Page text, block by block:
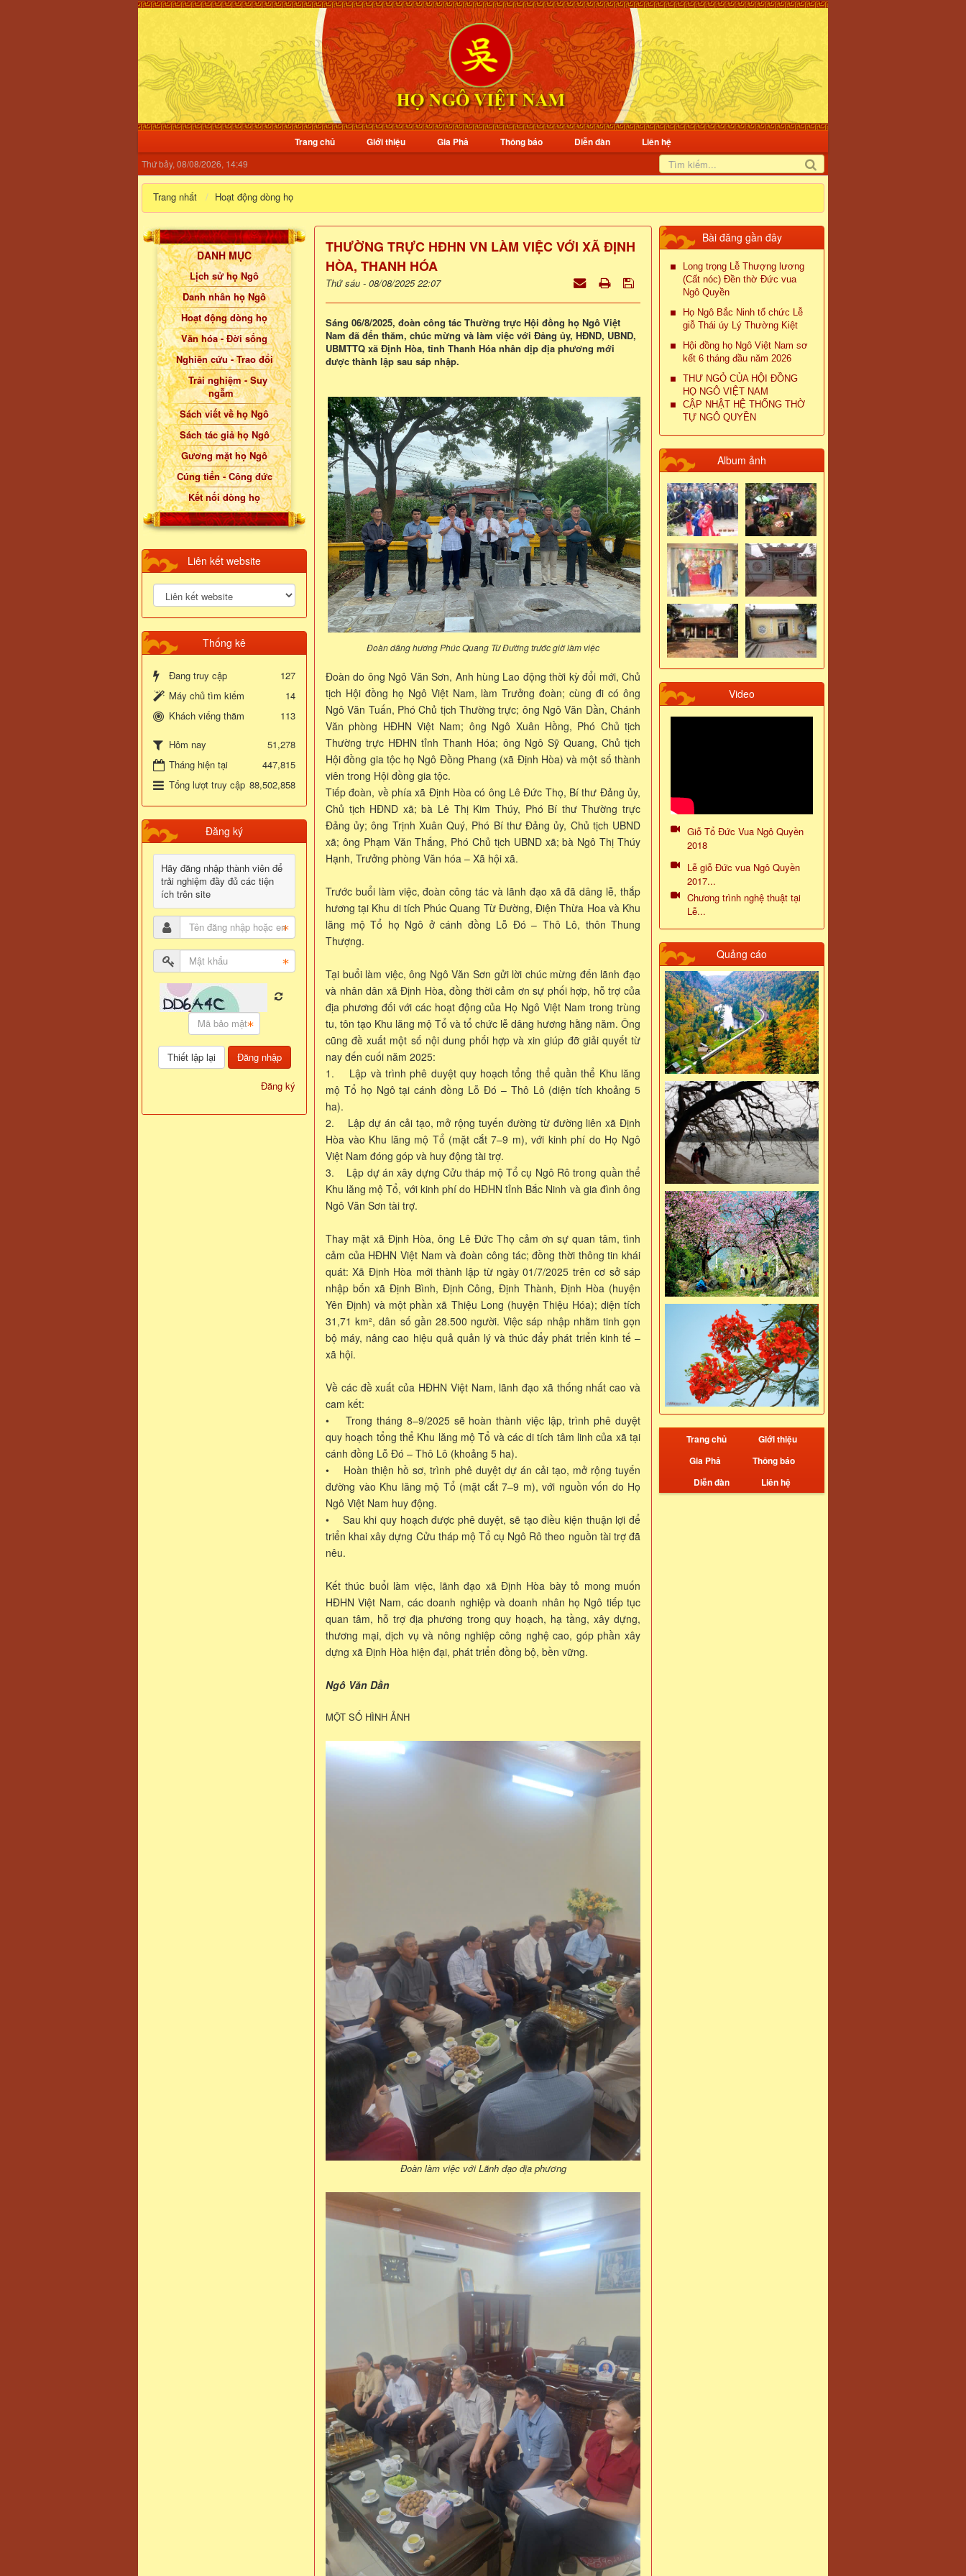
Trang chủ Giới thiệu Gia Phả Thông báo Diễn đàn Liên hệ
Thứ bảy, 08/08/2026, 14:49
Trang nhất Hoạt động dòng họ
THƯỜNG TRỰC HĐHN VN LÀM VIỆC VỚI XÃ ĐỊNH
HÒA, THANH HÓA
Thứ sáu - 08/08/2025 22:07
Sáng 06/8/2025, đoàn công tác Thường trực Hội đồng họ Ngô Việt
Nam đã đến thăm, chúc mừng và làm việc với Đảng ủy, HĐND, UBND,
UBMTTQ xã Định Hòa, tỉnh Thanh Hóa nhân dịp địa phương mới
được thành lập sau sáp nhập.
Đoàn dâng hương Phúc Quang Từ Đường trước giờ làm việc
Đoàn do ông Ngô Văn Sơn, Anh hùng Lao động thời kỳ đổi mới, Chủ
tịch Hội đồng họ Ngô Việt Nam, làm Trưởng đoàn; cùng đi có ông
Ngô Văn Tuấn, Phó Chủ tịch Thường trực; ông Ngô Văn Dần, Chánh
Văn phòng HĐHN Việt Nam; ông Ngô Xuân Hồng, Phó Chủ tịch
Thường trực HĐHN tỉnh Thanh Hóa; ông Ngô Sỹ Quang, Chủ tịch
Hội đồng gia tộc họ Ngô Đồng Phang (xã Định Hòa) và một số thành
viên trong Hội đồng gia tộc.
Tiếp đoàn, về phía xã Định Hòa có ông Lê Đức Thọ, Bí thư Đảng ủy,
Chủ tịch HĐND xã; bà Lê Thị Kim Thúy, Phó Bí thư Thường trực
Đảng ủy; ông Trịnh Xuân Quý, Phó Bí thư Đảng ủy, Chủ tịch UBND
xã; ông Phạm Văn Thắng, Phó Chủ tịch UBND xã; bà Ngô Thị Thúy
Hạnh, Trưởng phòng Văn hóa – Xã hội xã.
Trước buổi làm việc, đoàn công tác và lãnh đạo xã đã dâng lễ, thắp
hương tại Khu di tích Phúc Quang Từ Đường, Điện Thừa Hoa và Khu
lăng mộ Tổ họ Ngô ở cánh đồng Lỗ Đó – Thô Lô, thôn Thung
Thượng.
Tại buổi làm việc, ông Ngô Văn Sơn gửi lời chúc mừng đến lãnh đạo
và nhân dân xã Định Hòa, đồng thời cảm ơn sự phối hợp, hỗ trợ của
địa phương đối với các hoạt động của Họ Ngô Việt Nam trong trùng
tu, tôn tạo Khu lăng mộ Tổ và tổ chức lễ dâng hương hằng năm. Ông
cũng đề xuất một số nội dung phối hợp và xin giúp đỡ giải quyết từ
nay đến cuối năm 2025:
1. Lập và trình phê duyệt quy hoạch tổng thể quần thể Khu lăng
mộ Tổ họ Ngô tại cánh đồng Lỗ Đó – Thô Lô (diện tích khoảng 5
ha).
2. Lập dự án cải tạo, mở rộng tuyến đường từ đường liên xã Định
Hòa vào Khu lăng mộ Tổ (mặt cắt 7–9 m), với kinh phí do Họ Ngô
Việt Nam đóng góp và huy động tài trợ.
3. Lập dự án xây dựng Cửu tháp mộ Tổ cụ Ngô Rô trong quần thể
Khu lăng mộ Tổ, với kinh phí do HĐHN tỉnh Bắc Ninh và gia đình ông
Ngô Văn Sơn tài trợ.
Thay mặt xã Định Hòa, ông Lê Đức Thọ cảm ơn sự quan tâm, tình
cảm của HĐHN Việt Nam và đoàn công tác; đồng thời thông tin khái
quát: Xã Định Hòa mới thành lập từ ngày 01/7/2025 trên cơ sở sáp
nhập bốn xã Định Bình, Định Công, Định Thành, Định Hòa (huyện
Yên Định) và một phần xã Thiệu Long (huyện Thiệu Hóa); diện tích
31,71 km², dân số gần 28.500 người. Việc sáp nhập nhằm tinh gọn
bộ máy, nâng cao hiệu quả quản lý và thúc đẩy phát triển kinh tế –
xã hội.
Về các đề xuất của HĐHN Việt Nam, lãnh đạo xã thống nhất cao và
cam kết:
• Trong tháng 8–9/2025 sẽ hoàn thành việc lập, trình phê duyệt
quy hoạch tổng thể Khu lăng mộ Tổ và các di tích tâm linh của xã tại
cánh đồng Lỗ Đó – Thô Lô (khoảng 5 ha).
• Hoàn thiện hồ sơ, trình phê duyệt dự án cải tạo, mở rộng tuyến
đường vào Khu lăng mộ Tổ (mặt cắt 7–9 m), với nguồn vốn do Họ
Ngô Việt Nam huy động.
• Sau khi quy hoạch được phê duyệt, sẽ tạo điều kiện thuận lợi để
triển khai xây dựng Cửu tháp mộ Tổ cụ Ngô Rô theo nguồn tài trợ đã
nêu.
Kết thúc buổi làm việc, lãnh đạo xã Định Hòa bày tỏ mong muốn
HĐHN Việt Nam, các doanh nghiệp và doanh nhân họ Ngô tiếp tục
quan tâm, hỗ trợ địa phương trong quy hoạch, hạ tầng, xây dựng,
thương mại, dịch vụ và nông nghiệp công nghệ cao, góp phần xây
dựng xã Định Hòa hiện đại, phát triển đồng bộ, bền vững.
Ngô Văn Dần
MỘT SỐ HÌNH ẢNH
Đoàn làm việc với Lãnh đạo địa phương
Bài đăng gần đây
Long trọng Lễ Thượng lương
(Cất nóc) Đền thờ Đức vua
Ngô Quyền
Họ Ngô Bắc Ninh tổ chức Lễ
giỗ Thái úy Lý Thường Kiệt
Hội đồng họ Ngô Việt Nam sơ
kết 6 tháng đầu năm 2026
THƯ NGỎ CỦA HỘI ĐỒNG
HỌ NGÔ VIỆT NAM
CẬP NHẬT HỆ THỐNG THỜ
TỰ NGÔ QUYỀN
Album ảnh
Video
Giỗ Tổ Đức Vua Ngô Quyền
2018
Lễ giỗ Đức vua Ngô Quyền
2017...
Chương trình nghệ thuật tại
Lễ...
Quảng cáo
Trang chủ
Giới thiệu
Gia Phả
Thông báo
Diễn đàn
Liên hệ
DANH MỤC
Lịch sử họ Ngô
Danh nhân họ Ngô
Hoạt động dòng họ
Văn hóa - Đời sống
Nghiên cứu - Trao đổi
Trải nghiệm - Suy
ngẫm
Sách viết về họ Ngô
Sách tác giả họ Ngô
Gương mặt họ Ngô
Cúng tiến - Công đức
Kết nối dòng họ
Liên kết website
Thống kê
Đang truy cập
127
Máy chủ tìm kiếm
14
Khách viếng thăm
113
Hôm nay
51,278
Tháng hiện tại
447,815
Tổng lượt truy cập 88,502,858
Đăng ký
Hãy đăng nhập thành viên để
trải nghiệm đầy đủ các tiện
ích trên site
Đăng nhập
Đăng ký